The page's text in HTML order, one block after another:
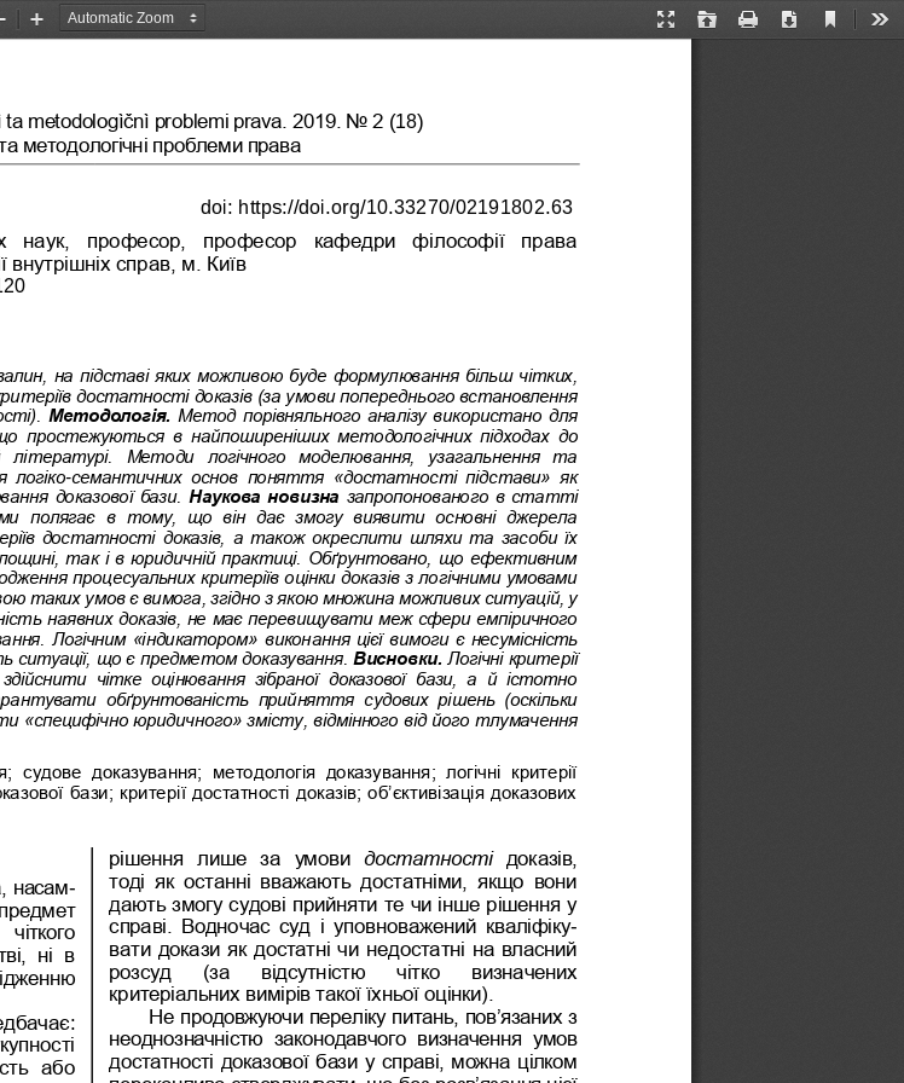
Presentation
Open Print Download
Current
Zoom
Zoom
ta metodologìčnì problemi prava. 2019. No 2 (18)
методологічні проблеми права
doi: https://doi.org/10.33270/02191802 .63
наук,  професор,  професор  кафедри  філософії  права
внутрішніх справ, м. Київ
на підставі яких можливою буде формулювання більш чітких,
достатності доказів (за умови попереднього встановлення
Методологія. Метод порівняльного аналізу використано для
простежуються в найпоширеніших методологічних підходах до
літературі.
Методи  логічного  моделювання,  узагальнення  та
логіко-семантичних  основ  поняття  «достатності  підстави»  як
доказової бази. Наукова новизна запропонованого в статті
полягає  в  тому,  що  він  дає  змогу  виявити  основні  джерела
достатності доказів, а також окреслити шляхи та засоби їх
так і в юридичній практиці. Обґрунтовано, що ефективним
процесуальних критеріїв оцінки доказів з логічними умовами
таких умов є вимога, згідно з якою множина можливих ситуацій, у
наявних доказів, не має перевищувати меж сфери емпіричного
Логічним «індикатором» виконання цієї вимоги є несумісність
ситуації, що є предметом доказування. Висновки. Логічні критерії
чітке  оцінювання  зібраної  доказової  бази,  а  й  істотно
обґрунтованість  прийняття  судових  рішень  (оскільки
«специфічно юридичного» змісту, відмінного від його тлумачення
судове доказування;  методологія  доказування;  логічні  критерії
бази; критерії достатності доказів; об’єктивізація доказових
насам-
ні  в
ає:
ності
або
рішення  лише  за  умови достатності
доказів,
тоді  як  останні  вважають  достатніми,  якщо  вони
дають змогу судові прийняти те чи інше рішення у
справі.  Водночас  суд  і  уповноважений  кваліфіку-
вати докази як достатні чи недостатні на власний
розсуд   (за   відсутністю   чітко   визначених
критеріальних вимірів такої їхньої оцінки).
Не продовжуючи переліку питань, пов’язаних з
неоднозначністю  законодавчого  визначення  умов
достатності доказової бази у справі, можна цілком